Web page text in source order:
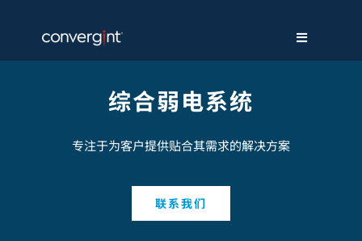
content
Toggle
Navigation
综合弱电系统
专注于为客户提供贴合其需求的解决方案
联系我们